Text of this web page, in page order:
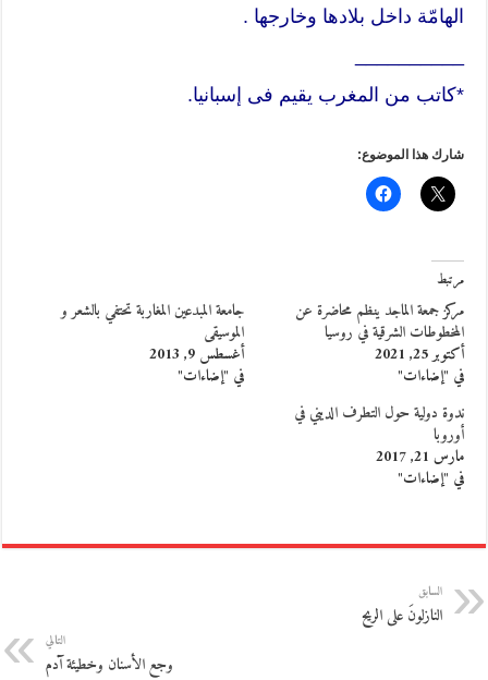
الهامّة داخل بلادها وخارجها .
*كاتب من المغرب يقيم فى إسبانيا.
شارك هذا الموضوع:
مرتبط
مركز جمعة الماجد ينظم محاضرة عن
المخطوطات الشرقية في روسيا
أكتوبر 25, 2021
في "إضاءات"
جامعة المبدعين المغاربة تحتفي بالشعر و
الموسيقى
أغسطس 9, 2013
في "إضاءات"
ندوة دولية حول التطرف الديني في
أوروبا
مارس 21, 2017
في "إضاءات"
السابق
النازلونَ على الريح
التالي
وجع الأسنان وخطيئة آدم